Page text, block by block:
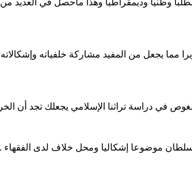
وطنيا وديمقراطيا وهذا ماحصل في العديد